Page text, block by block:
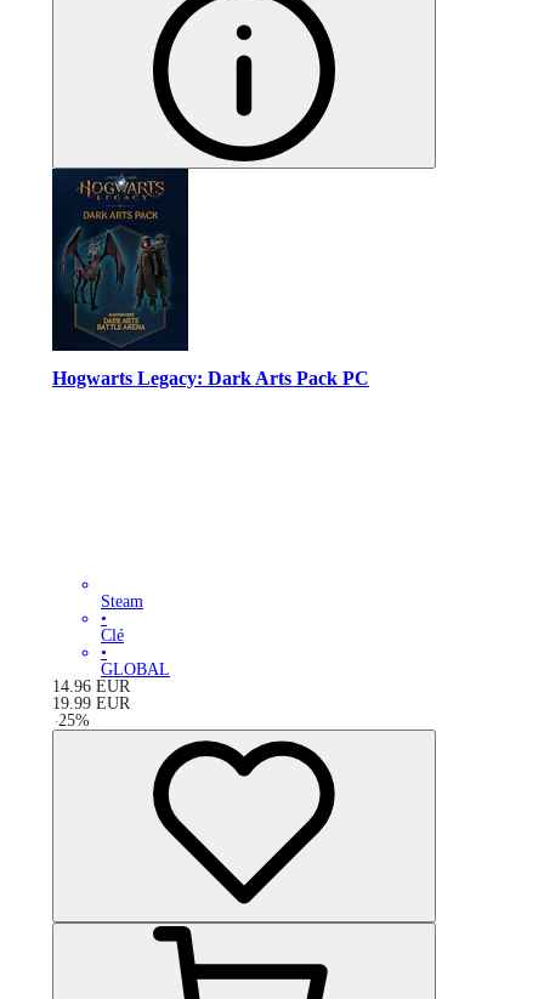
Hogwarts Legacy: Dark Arts Pack PC
Steam
•
Clé
•
GLOBAL
14.96 EUR
19.99 EUR
-25%